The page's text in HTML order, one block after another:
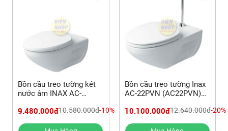
Bồn cầu treo tường két
nước âm INAX AC-
9.480.000đ10.580.000đ-10%
Bồn cầu treo tường Inax
AC-22PVN (AC22PVN)
10.100.000đ12.640.000đ-20%